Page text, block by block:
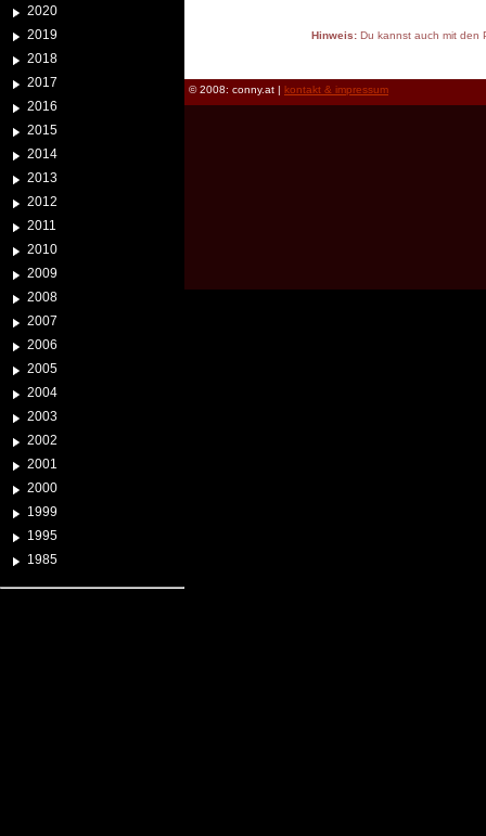
2020
2019
2018
2017
2016
2015
2014
2013
2012
2011
2010
2009
2008
2007
2006
2005
2004
2003
2002
2001
2000
1999
1995
1985
Hinweis:Du kannst auch mit den
© 2008: conny.at | kontakt & impressum